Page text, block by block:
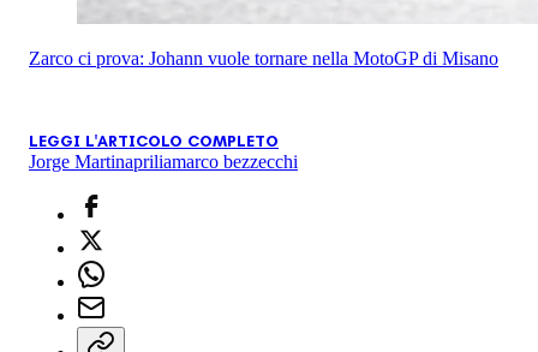
Zarco ci prova: Johann vuole tornare nella MotoGP di Misano
LEGGI L'ARTICOLO COMPLETO
Jorge Martinapriliamarco bezzecchi